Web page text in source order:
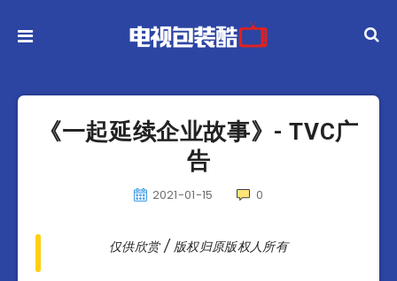
《一起延续企业故事》- TVC广
告
2021-01-15 0
仅供欣赏 / 版权归原版权人所有